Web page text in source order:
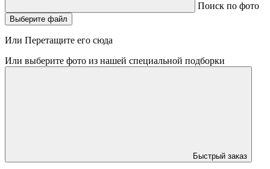
Поиск по фото
Выберите файл
Или Перетащите его сюда
Или выберите фото из нашей специальной подборки
Быстрый заказ